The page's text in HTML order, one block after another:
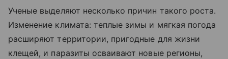
Ученые выделяют несколько причин такого роста.
Изменение климата: теплые зимы и мягкая погода
расширяют территории, пригодные для жизни
клещей, и паразиты осваивают новые регионы,